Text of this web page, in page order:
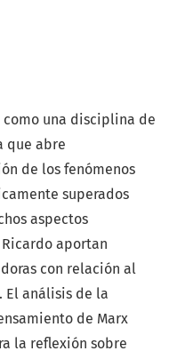
una disciplina de
que abre
de los fenómenos
superados
aspectos
aportan
con relación al
El análisis de la
de Marx
la reflexión sobre